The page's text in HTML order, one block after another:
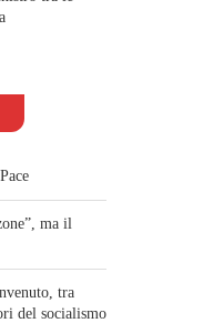
ma il
tra
del socialismo